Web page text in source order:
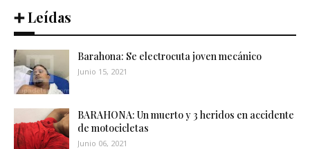
➕ Leídas
Barahona: Se electrocuta joven mecánico
Junio 15, 2021
BARAHONA: Un muerto y 3 heridos en accidente
de motocicletas
Junio 06, 2021